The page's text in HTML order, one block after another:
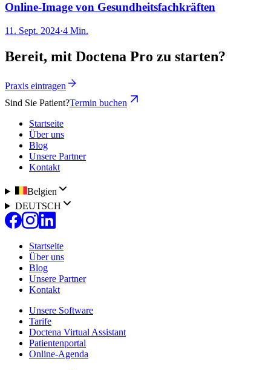
Online-Image von Gesundheitsfachkräften
11. Sept. 2024·4 Min.
Bereit, mit Doctena Pro zu starten?
Praxis eintragen
Sind Sie Patient?Termin buchen
Startseite
Über uns
Blog
Unsere Partner
Kontakt
Belgien
DEUTSCH
Startseite
Über uns
Blog
Unsere Partner
Kontakt
Unsere Software
Tarife
Doctena Virtual Assistant
Patientenportal
Online-Agenda